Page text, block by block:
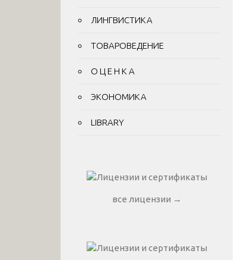
ЛИНГВИСТИКА
ТОВАРОВЕДЕНИЕ
О Ц Е Н К А
ЭКОНОМИКА
LIBRARY
все лицензии →